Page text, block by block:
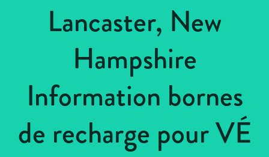
Lancaster, New
Hampshire
Information bornes
de recharge pour VÉ
États-Unis > New Hampshire